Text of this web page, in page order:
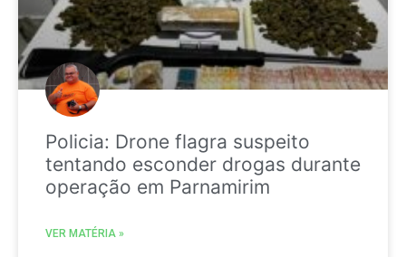
Policia: Drone flagra suspeito
tentando esconder drogas durante
operação em Parnamirim
VER MATÉRIA »